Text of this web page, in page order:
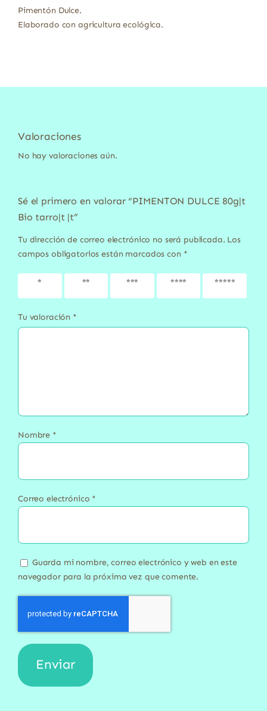
Pimentón Dulce.
Elaborado con agricultura ecológica.
Valoraciones
No hay valoraciones aún.
Sé el primero en valorar “PIMENTON DULCE 80g|t
Bio tarro|t |t”
Tu dirección de correo electrónico no será publicada. Los
campos obligatorios están marcados con *
1 de 5
2 de 5
3 de 5
4 de 5
5 de 5
Tu valoración *
Nombre *
Correo electrónico *
Guarda mi nombre, correo electrónico y web en este
navegador para la próxima vez que comente.